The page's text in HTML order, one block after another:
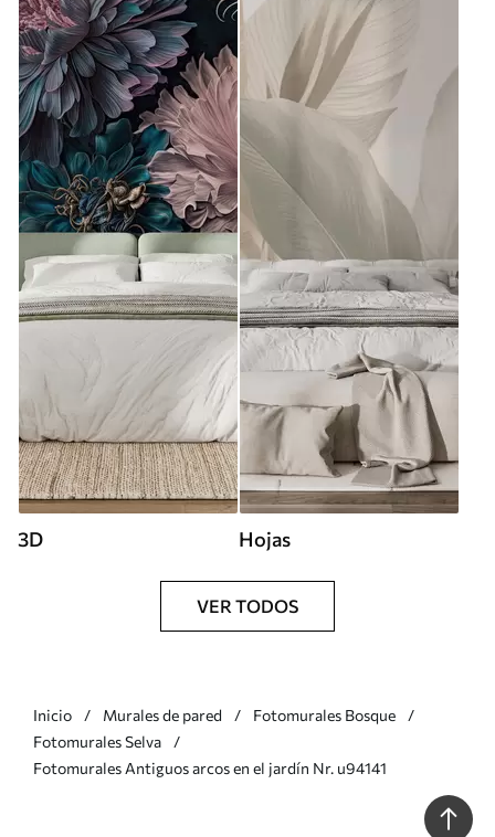
3D Hojas
VER TODOS
Inicio Murales de pared
Fotomurales Bosque
Fotomurales Selva
Fotomurales Antiguos arcos en el jardín Nr. u94141